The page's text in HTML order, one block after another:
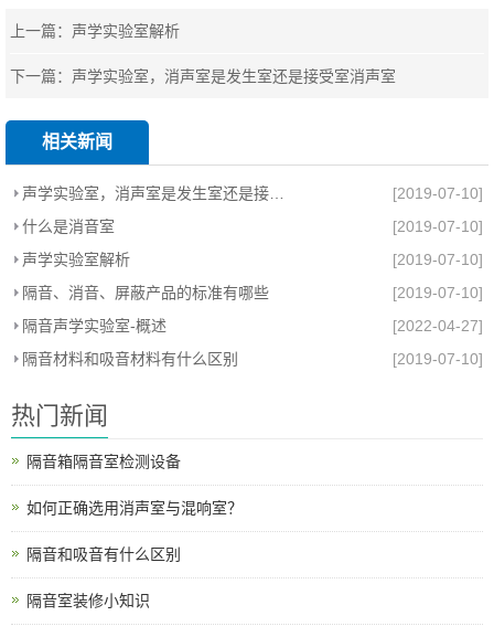
上一篇： 声学实验室解析
下一篇： 声学实验室，消声室是发生室还是接受室消声室
相关新闻
声学实验室，消声室是发生室还是接受室消声室
[2019-07-10]
什么是消音室
[2019-07-10]
声学实验室解析
[2019-07-10]
隔音、消音、屏蔽产品的标准有哪些
[2019-07-10]
隔音声学实验室-概述
[2022-04-27]
隔音材料和吸音材料有什么区别
[2019-07-10]
热门新闻
隔音箱隔音室检测设备
如何正确选用消声室与混响室？
隔音和吸音有什么区别
隔音室装修小知识